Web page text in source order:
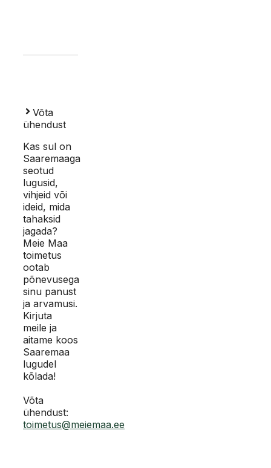
Võta
ühendust
Kas sul on
Saaremaaga
seotud
lugusid,
vihjeid või
ideid, mida
tahaksid
jagada?
Meie Maa
toimetus
ootab
põnevusega
sinu panust
ja arvamusi.
Kirjuta
meile ja
aitame koos
Saaremaa
lugudel
kõlada!
Võta
ühendust:
toimetus@meiemaa.ee